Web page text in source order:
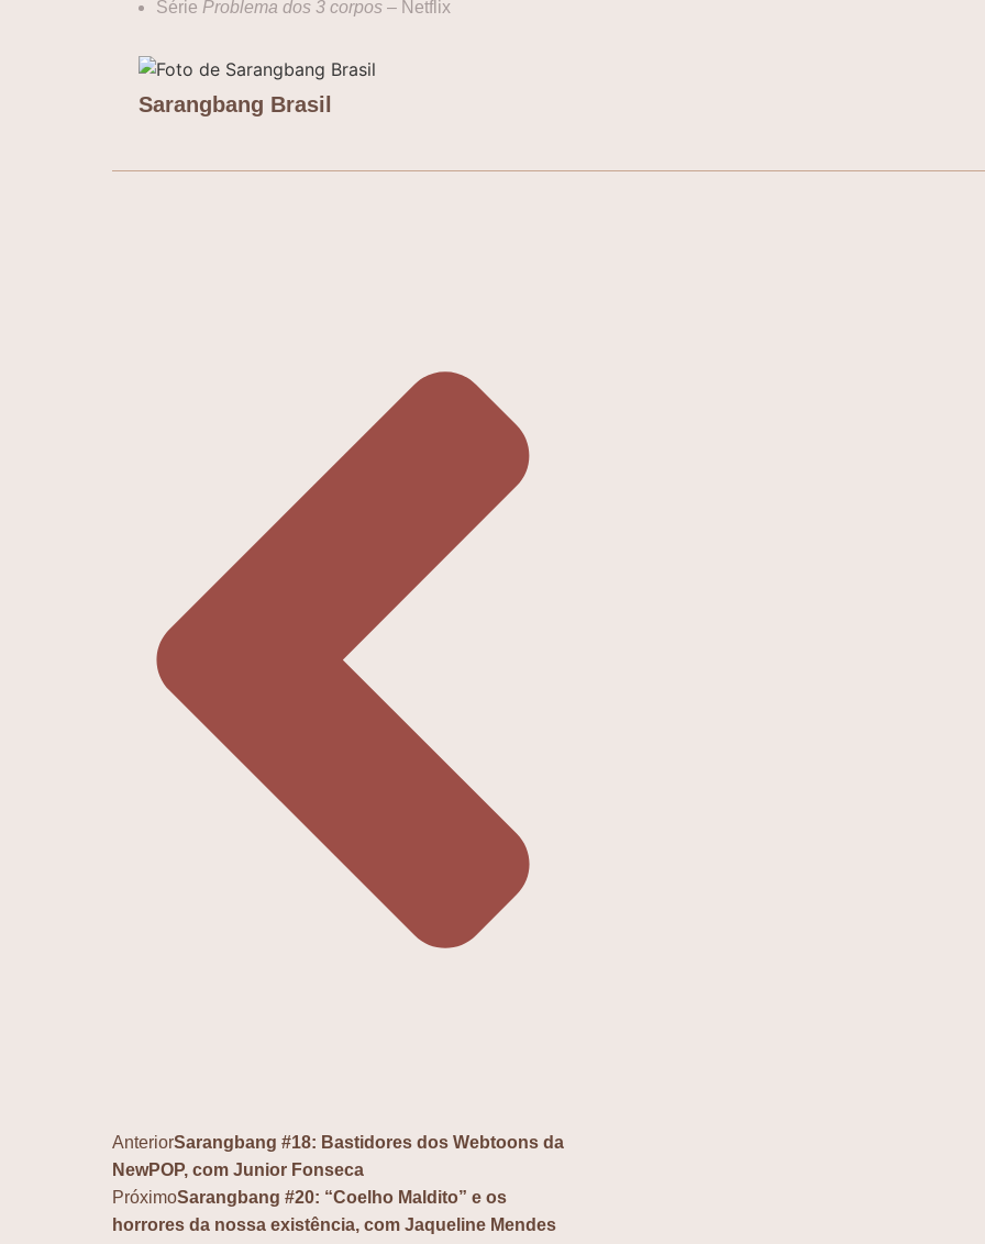
Série Problema dos 3 corpos – Netflix
Sarangbang Brasil
AnteriorSarangbang #18: Bastidores dos Webtoons da
NewPOP, com Junior Fonseca
PróximoSarangbang #20: “Coelho Maldito” e os
horrores da nossa existência, com Jaqueline Mendes